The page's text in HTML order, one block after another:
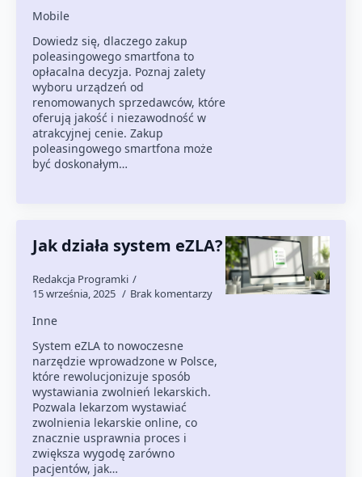
Mobile
Dowiedz się, dlaczego zakup
poleasingowego smartfona to
opłacalna decyzja. Poznaj zalety
wyboru urządzeń od
renomowanych sprzedawców, które
oferują jakość i niezawodność w
atrakcyjnej cenie. Zakup
poleasingowego smartfona może
być doskonałym…
Jak działa system eZLA?
Redakcja Programki
15 września, 2025
Brak komentarzy
Inne
System eZLA to nowoczesne
narzędzie wprowadzone w Polsce,
które rewolucjonizuje sposób
wystawiania zwolnień lekarskich.
Pozwala lekarzom wystawiać
zwolnienia lekarskie online, co
znacznie usprawnia proces i
zwiększa wygodę zarówno
pacjentów, jak…